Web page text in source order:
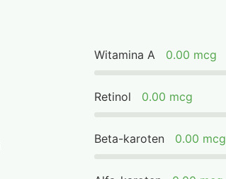
Witamina A 0.00 mcg
Retinol 0.00 mcg
Beta-karoten 0.00 mcg